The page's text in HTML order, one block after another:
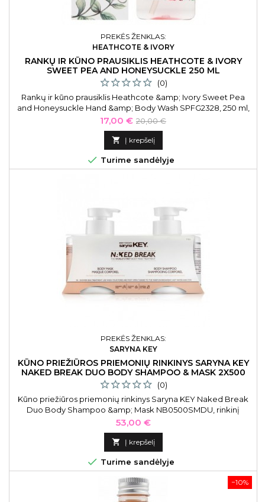
PREKĖS ŽENKLAS:
HEATHCOTE & IVORY
RANKŲ IR KŪNO PRAUSIKLIS HEATHCOTE & IVORY
SWEET PEA AND HONEYSUCKLE 250 ML
(0)
Rankų ir kūno prausiklis Heathcote &amp; Ivory Sweet Pea
and Honeysuckle Hand &amp; Body Wash SPFG2328, 250 ml,
drėkinantis
Kaina
17,00 € Bazinė
kaina
20,00 €
 Į krepšelį
 Turime sandėlyje
PREKĖS ŽENKLAS:
SARYNA KEY
KŪNO PRIEŽIŪROS PRIEMONIŲ RINKINYS SARYNA KEY
NAKED BREAK DUO BODY SHAMPOO & MASK 2X500
ML
(0)
Kūno priežiūros priemonių rinkinys Saryna KEY Naked Break
Duo Body Shampoo &amp; Mask NB0500SMDU, rinkinį
sudaro: kūno prausiklis ir kaukė kūnui, 2 x 500 ml
Kaina
53,00 €
 Į krepšelį
 Turime sandėlyje
−10%